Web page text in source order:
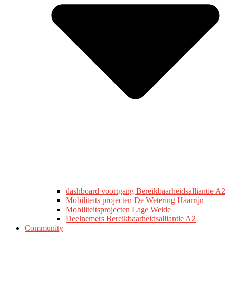
dashboard voortgang Bereikbaarheidsalliantie A2
Mobiliteits projecten De Wetering Haarrijn
Mobiliteitsprojecten Lage Weide
Deelnemers Bereikbaarheidsalliantie A2
Community